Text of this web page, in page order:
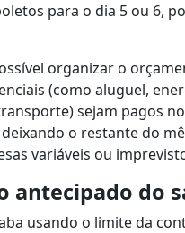
para o dia 5 ou 6,
organizar o
(como aluguel,
sejam pagos
o restante do
variáveis ou
antecipado do
usando o limite da